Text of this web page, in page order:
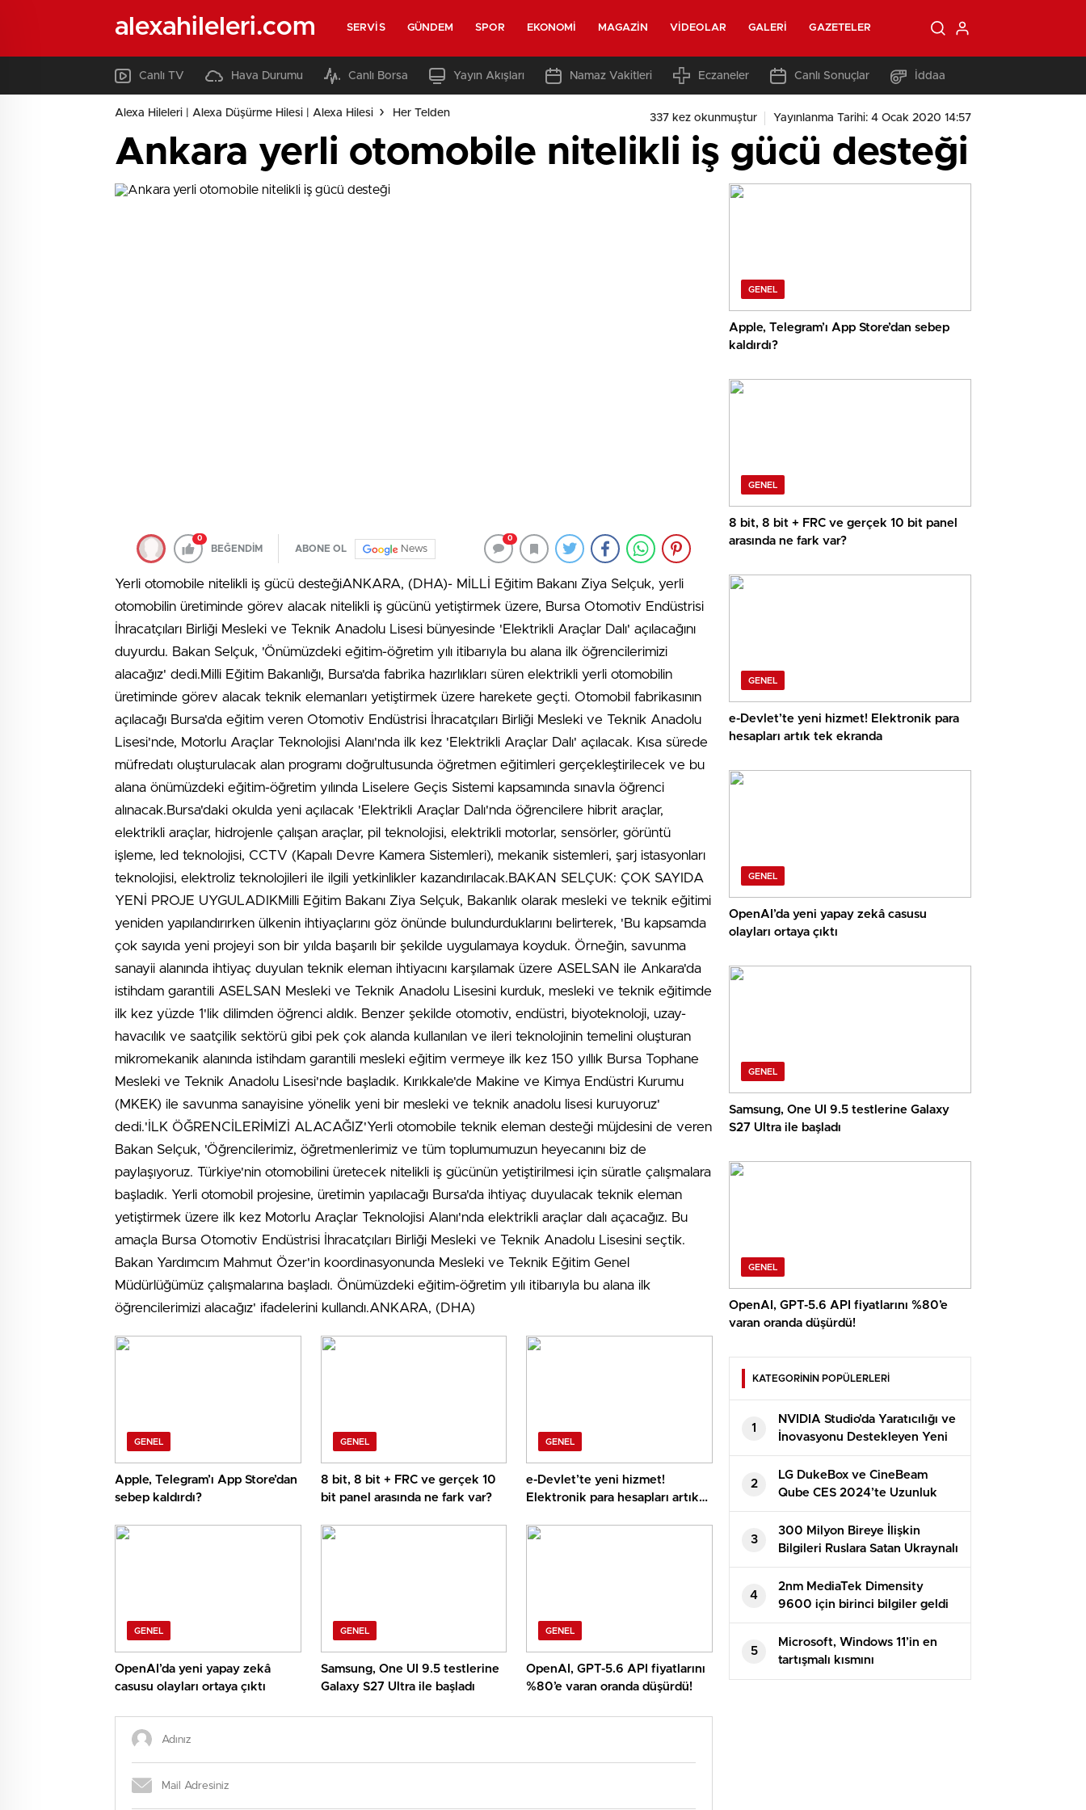
alexahileleri.com SERVIS GÜNDEM SPOR EKONOMI MAGAZIN VIDEOLAR GALERI GAZETELER
Canlı TV Hava Durumu Canlı Borsa Yayın Akışları Namaz Vakitleri Eczaneler Canlı Sonuçlar İddaa
Alexa Hileleri | Alexa Düşürme Hilesi | Alexa Hilesi Her Telden 337 kez okunmuştur Yayınlanma Tarihi: 4 Ocak 2020 14:57
Ankara yerli otomobile nitelikli iş gücü desteği
0
BEĞENDİM ABONE OL News
0
Yerli otomobile nitelikli iş gücü desteğiANKARA, (DHA)- MİLLİ Eğitim Bakanı Ziya Selçuk, yerli
otomobilin üretiminde görev alacak nitelikli iş gücünü yetiştirmek üzere, Bursa Otomotiv Endüstrisi
İhracatçıları Birliği Mesleki ve Teknik Anadolu Lisesi bünyesinde 'Elektrikli Araçlar Dalı' açılacağını
duyurdu. Bakan Selçuk, 'Önümüzdeki eğitim-öğretim yılı itibarıyla bu alana ilk öğrencilerimizi
alacağız' dedi.Milli Eğitim Bakanlığı, Bursa'da fabrika hazırlıkları süren elektrikli yerli otomobilin
üretiminde görev alacak teknik elemanları yetiştirmek üzere harekete geçti. Otomobil fabrikasının
açılacağı Bursa'da eğitim veren Otomotiv Endüstrisi İhracatçıları Birliği Mesleki ve Teknik Anadolu
Lisesi'nde, Motorlu Araçlar Teknolojisi Alanı'nda ilk kez 'Elektrikli Araçlar Dalı' açılacak. Kısa sürede
müfredatı oluşturulacak alan programı doğrultusunda öğretmen eğitimleri gerçekleştirilecek ve bu
alana önümüzdeki eğitim-öğretim yılında Liselere Geçis Sistemi kapsamında sınavla öğrenci
alınacak.Bursa'daki okulda yeni açılacak 'Elektrikli Araçlar Dalı'nda öğrencilere hibrit araçlar,
elektrikli araçlar, hidrojenle çalışan araçlar, pil teknolojisi, elektrikli motorlar, sensörler, görüntü
işleme, led teknolojisi, CCTV (Kapalı Devre Kamera Sistemleri), mekanik sistemleri, şarj istasyonları
teknolojisi, elektroliz teknolojileri ile ilgili yetkinlikler kazandırılacak.BAKAN SELÇUK: ÇOK SAYIDA
YENİ PROJE UYGULADIKMilli Eğitim Bakanı Ziya Selçuk, Bakanlık olarak mesleki ve teknik eğitimi
yeniden yapılandırırken ülkenin ihtiyaçlarını göz önünde bulundurduklarını belirterek, 'Bu kapsamda
çok sayıda yeni projeyi son bir yılda başarılı bir şekilde uygulamaya koyduk. Örneğin, savunma
sanayii alanında ihtiyaç duyulan teknik eleman ihtiyacını karşılamak üzere ASELSAN ile Ankara'da
istihdam garantili ASELSAN Mesleki ve Teknik Anadolu Lisesini kurduk, mesleki ve teknik eğitimde
ilk kez yüzde 1'lik dilimden öğrenci aldık. Benzer şekilde otomotiv, endüstri, biyoteknoloji, uzay-
havacılık ve saatçilik sektörü gibi pek çok alanda kullanılan ve ileri teknolojinin temelini oluşturan
mikromekanik alanında istihdam garantili mesleki eğitim vermeye ilk kez 150 yıllık Bursa Tophane
Mesleki ve Teknik Anadolu Lisesi'nde başladık. Kırıkkale'de Makine ve Kimya Endüstri Kurumu
(MKEK) ile savunma sanayisine yönelik yeni bir mesleki ve teknik anadolu lisesi kuruyoruz'
dedi.'İLK ÖĞRENCİLERİMİZİ ALACAĞIZ'Yerli otomobile teknik eleman desteği müjdesini de veren
Bakan Selçuk, 'Öğrencilerimiz, öğretmenlerimiz ve tüm toplumumuzun heyecanını biz de
paylaşıyoruz. Türkiye'nin otomobilini üretecek nitelikli iş gücünün yetiştirilmesi için süratle çalışmalara
başladık. Yerli otomobil projesine, üretimin yapılacağı Bursa'da ihtiyaç duyulacak teknik eleman
yetiştirmek üzere ilk kez Motorlu Araçlar Teknolojisi Alanı'nda elektrikli araçlar dalı açacağız. Bu
amaçla Bursa Otomotiv Endüstrisi İhracatçıları Birliği Mesleki ve Teknik Anadolu Lisesini seçtik.
Bakan Yardımcım Mahmut Özer'in koordinasyonunda Mesleki ve Teknik Eğitim Genel
Müdürlüğümüz çalışmalarına başladı. Önümüzdeki eğitim-öğretim yılı itibarıyla bu alana ilk
öğrencilerimizi alacağız' ifadelerini kullandı.ANKARA, (DHA)
GENEL
Apple, Telegram’ı App Store’dan
sebep kaldırdı?
GENEL
8 bit, 8 bit + FRC ve gerçek 10
bit panel arasında ne fark var?
GENEL
e-Devlet’te yeni hizmet!
Elektronik para hesapları artık
GENEL
OpenAI’da yeni yapay zekâ
casusu olayları ortaya çıktı
GENEL
Samsung, One UI 9.5 testlerine
Galaxy S27 Ultra ile başladı
GENEL
OpenAI, GPT-5.6 API fiyatlarını
%80’e varan oranda düşürdü!
GENEL
Apple, Telegram’ı App Store’dan sebep
kaldırdı?
GENEL
8 bit, 8 bit + FRC ve gerçek 10 bit panel
arasında ne fark var?
GENEL
e-Devlet’te yeni hizmet! Elektronik para
hesapları artık tek ekranda
GENEL
OpenAI’da yeni yapay zekâ casusu
olayları ortaya çıktı
GENEL
Samsung, One UI 9.5 testlerine Galaxy
S27 Ultra ile başladı
GENEL
OpenAI, GPT-5.6 API fiyatlarını %80’e
varan oranda düşürdü!
KATEGORİNİN POPÜLERLERİ
1
NVIDIA Studio’da Yaratıcılığı ve
İnovasyonu Destekleyen Yeni
Uygulamalar
2
LG DukeBox ve CineBeam
Qube CES 2024’te Uzunluk
Gösterecek
3
300 Milyon Bireye İlişkin
Bilgileri Ruslara Satan Ukraynalı
Hacker Tutuklandı
4
2nm MediaTek Dimensity
9600 için birinci bilgiler geldi
5
Microsoft, Windows 11’in en
tartışmalı kısmını
sessizleştiriyor